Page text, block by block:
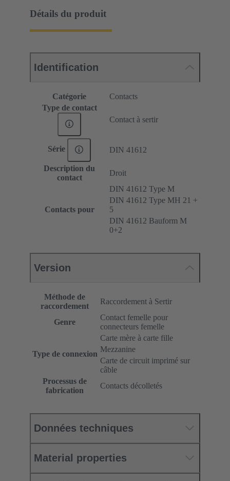
Détails du produit
Identification
Catégorie
Contacts
Type de contact
Contact à sertir
Série DIN 41612
Description du
contact
Droit
Contacts pour
DIN 41612 Type M
DIN 41612 Type MH 21 +
5
DIN 41612 Bauform M
0+2
Version
Méthode de
raccordement
Raccordement à Sertir
Genre
Contact femelle pour
connecteurs femelle
Type de connexion
Carte mère à carte fille
Mezzanine
Carte de circuit imprimé sur
câble
Processus de
fabrication
Contacts décolletés
Données techniques
Material properties